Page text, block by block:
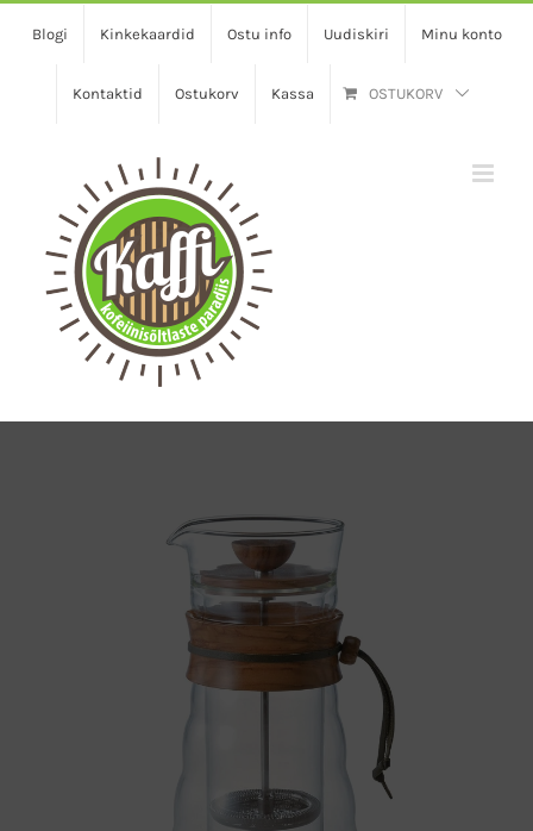
Blogi Kinkekaardid Ostu info Uudiskiri Minu konto
Kontaktid Ostukorv Kassa OSTUKORV